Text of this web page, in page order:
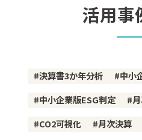
活用事
決算書3か年分析
中小
中小企業版ESG判定
CO2可視化
月次決算